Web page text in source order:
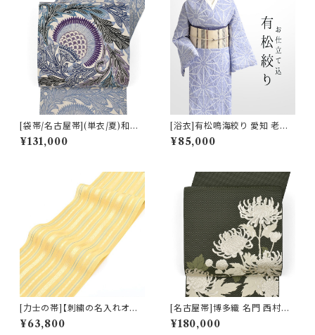
[袋帯/名古屋帯](単衣/夏)和染
紅型 栗山吉三郎 謹製 アザミ
本麻 日本製(商品番号:22389)
¥131,000
[浴衣]有松鳴海絞り 愛知 老舗
熊谷 謹製『滲月』鹿の子絞り 綿
(商品番号:22264)
¥85,000
[力士の帯]【刺繍の名入れオプ
ション有】博多帯(夏用) 黒木織
物 謹製 紗献上『薄檸檬』五献上
¥63,800
[名古屋帯]博多織 名門 西村織
物 謹製 花むすび 12枚朱子 寿
菊 八寸帯 正絹 日本製(商品番
¥180,000